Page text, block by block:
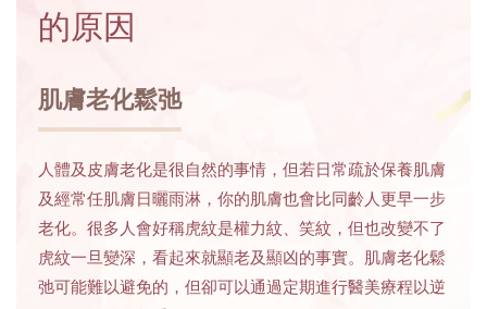
的原因
肌膚老化鬆弛
人體及皮膚老化是很自然的事情，但若日常疏於保養肌膚
及經常任肌膚日曬雨淋，你的肌膚也會比同齡人更早一步
老化。很多人會好稱虎紋是權力紋、笑紋，但也改變不了
虎紋一旦變深，看起來就顯老及顯凶的事實。肌膚老化鬆
弛可能難以避免的，但卻可以通過定期進行醫美療程以逆